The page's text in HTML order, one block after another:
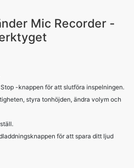
Mic Recorder -
-knappen för att slutföra inspelningen.
styra tonhöjden, ändra volym och
för att spara ditt ljud